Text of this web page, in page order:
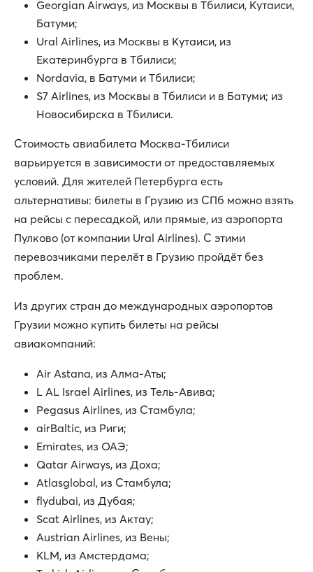
Georgian Airways, из Москвы в Тбилиси, Кутаиси,
Батуми;
Ural Airlines, из Москвы в Кутаиси, из
Екатеринбурга в Тбилиси;
Nordavia, в Батуми и Тбилиси;
S7 Airlines, из Москвы в Тбилиси и в Батуми; из
Новосибирска в Тбилиси.
Стоимость авиабилета Москва-Тбилиси
варьируется в зависимости от предоставляемых
условий. Для жителей Петербурга есть
альтернативы: билеты в Грузию из СПб можно взять
на рейсы с пересадкой, или прямые, из аэропорта
Пулково (от компании Ural Airlines). С этими
перевозчиками перелёт в Грузию пройдёт без
проблем.
Из других стран до международных аэропортов
Грузии можно купить билеты на рейсы
авиакомпаний:
Air Astana, из Алма-Аты;
L AL Israel Airlines, из Тель-Авива;
Pegasus Airlines, из Стамбула;
airBaltic, из Риги;
Emirates, из ОАЭ;
Qatar Airways, из Доха;
Atlasglobal, из Стамбула;
flydubai, из Дубая;
Scat Airlines, из Актау;
Austrian Airlines, из Вены;
KLM, из Амстердама;